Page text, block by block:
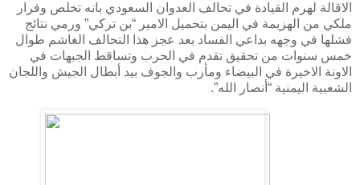
الاقالة لهرم القيادة في تحالف العدوان السعودي بانه تخلص وفرار
ملكي من الهزيمة في اليمن بتحميل الامير “بن تركي” ورمي نتائج
فشلها في وجهه بداعي الفساد بعد عجز هذا التحالف الغاشم طوال
خمس سنوات من تحقيق تقدم في الحرب وتساقط الجبهات في
الاونة الاخيرة في البيضاء ومأرب والجوف بيد أبطال الجيش واللجان
الشعبية اليمنية “أنصار الله”.